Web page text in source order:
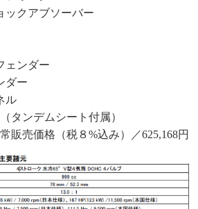
ックアブソーバー
ェンダー
ダー
ル
タンデムシート付属）
販売価格（税８%込み）／625,168円